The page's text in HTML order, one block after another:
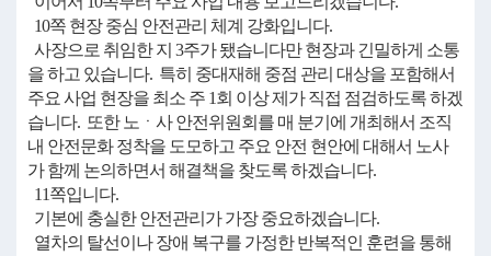
10쪽 현장 중심 안전관리 체계 강화입니다.
사장으로 취임한 지 3주가 됐습니다만 현장과 긴밀하게 소통
을 하고 있습니다. 특히 중대재해 중점 관리 대상을 포함해서
주요 사업 현장을 최소 주 1회 이상 제가 직접 점검하도록 하겠
습니다. 또한 노ㆍ사 안전위원회를 매 분기에 개최해서 조직
내 안전문화 정착을 도모하고 주요 안전 현안에 대해서 노사
가 함께 논의하면서 해결책을 찾도록 하겠습니다.
11쪽입니다.
기본에 충실한 안전관리가 가장 중요하겠습니다.
열차의 탈선이나 장애 복구를 가정한 반복적인 훈련을 통해